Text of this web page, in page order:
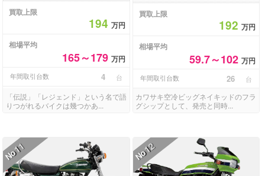
買取上限
194万円
相場平均
165～179万円
年間取引台数 4 台
「伝説」「レジェンド」という名で語
りつがれるバイクは幾つかあ...
買取上限
192 万円
相場平均
59.7～102 万円
年間取引台数 26 台
カワサキ空冷ビッグネイキッドのフラ
グシップとして、発売と同時...
No
11 No
12